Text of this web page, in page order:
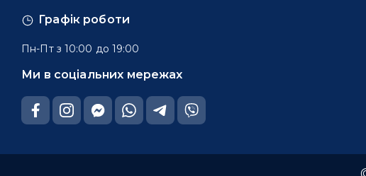
Графік роботи
Пн-Пт з 10:00 до 19:00
Ми в соціальних мережах